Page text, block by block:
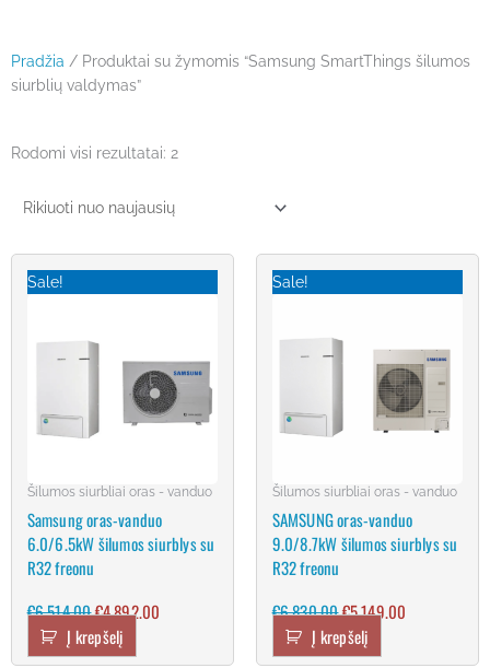
Pradžia / Produktai su žymomis “Samsung SmartThings šilumos
siurblių valdymas”
Rodomi visi rezultatai: 2Rūšiuojama
Sale!
Šilumos siurbliai oras - vanduo
Samsung oras-vanduo
6.0/6.5kW šilumos siurblys su
R32 freonu
€6,514.00€4,892.00
Į krepšelį
Sale!
Šilumos siurbliai oras - vanduo
SAMSUNG oras-vanduo
9.0/8.7kW šilumos siurblys su
R32 freonu
€6,830.00€5,149.00
Į krepšelį